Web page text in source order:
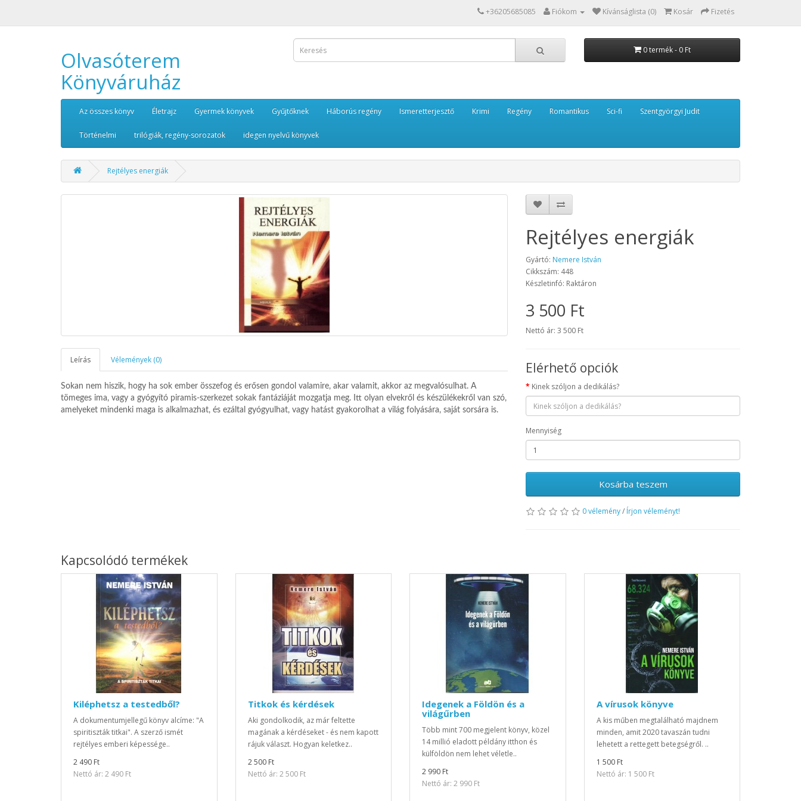
+36205685085 Fiókom Kívánságlista (0) Kosár Fizetés
Olvasóterem
Könyváruház
0 termék - 0 Ft
Az összes könyv Életrajz Gyermek könyvek Gyűjtőknek Háborús regény Ismeretterjesztő Krimi Regény Romantikus Sci-fi Szentgyörgyi Judit
Történelmi trilógiák, regény-sorozatok idegen nyelvű könyvek
Rejtélyes energiák
Leírás Vélemények (0)
Sokan nem hiszik, hogy ha sok ember összefog és erősen gondol valamire, akar valamit, akkor az megvalósulhat. A
tömeges ima, vagy a gyógyító piramis-szerkezet sokak fantáziáját mozgatja meg. Itt olyan elvekről és készülékekről van szó,
amelyeket mindenki maga is alkalmazhat, és ezáltal gyógyulhat, vagy hatást gyakorolhat a világ folyására, saját sorsára is.
Rejtélyes energiák
Gyártó: Nemere István
Cikkszám: 448
Készletinfó: Raktáron
3 500 Ft
Nettó ár: 3 500 Ft
Elérhető opciók
Kinek szóljon a dedikálás?
Mennyiség
Kosárba teszem
0 vélemény/ Írjon véleményt!
Kapcsolódó termékek
Kiléphetsz a testedből?
A dokumentumjellegű könyv alcíme: "A
spiritiszták titkai". A szerző ismét
rejtélyes emberi képessége..
2 490 Ft
Nettó ár: 2 490 Ft
Titkok és kérdések
Aki gondolkodik, az már feltette
magának a kérdéseket - és nem kapott
rájuk választ. Hogyan keletkez..
2 500 Ft
Nettó ár: 2 500 Ft
Idegenek a Földön és a
világűrben
Több mint 700 megjelent könyv, közel
14 millió eladott példány itthon és
külföldön nem lehet véletle..
2 990 Ft
Nettó ár: 2 990 Ft
A vírusok könyve
A kis műben megtalálható majdnem
minden, amit 2020 tavaszán tudni
lehetett a rettegett betegségről. ..
1 500 Ft
Nettó ár: 1 500 Ft